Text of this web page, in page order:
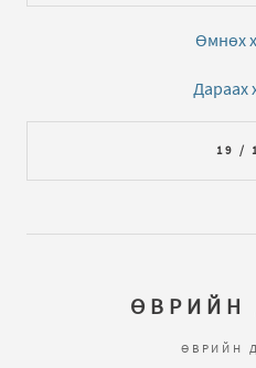
Өмнөх
Дараах
19 /
ӨВРИЙН
ӨВРИЙН